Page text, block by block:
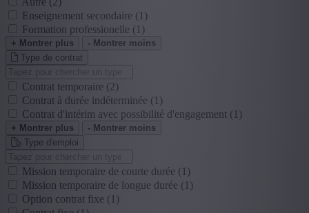
Enseignement secondaire (1)
Formation professionelle (1)
+ Montrer plus
- Montrer moins
Type de contrat
Contrat temporaire (2)
Contrat à durée indéterminée (1)
Contrat d'intérim avec possibilité d'engagement (1)
+ Montrer plus
- Montrer moins
Type d'emploi
Mission temporaire de courte durée (1)
Mission temporaire de longue durée (1)
Option contrat fixe (1)